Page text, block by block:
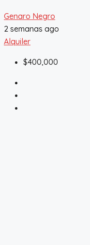
Genaro Negro
2 semanas ago
Alquiler
$400,000